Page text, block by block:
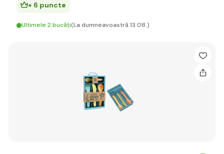
+ 6 puncte
Ultimele 2 bucăți(La dumneavoastră 13.08.)